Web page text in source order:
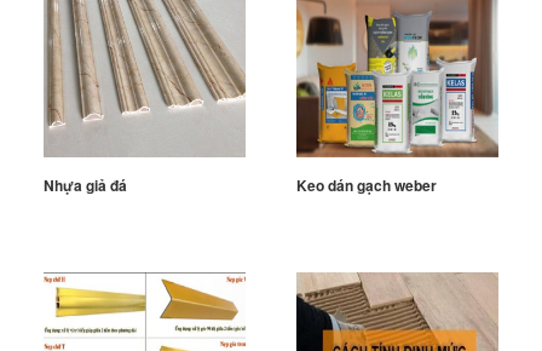
Nhựa giả đá Keo dán gạch weber